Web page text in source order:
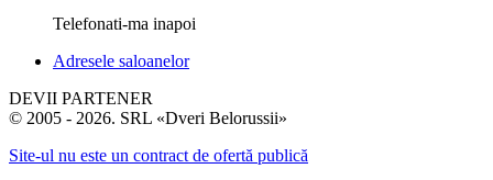
Telefonati-ma inapoi
Adresele saloanelor
DEVII PARTENER
© 2005 - 2026. SRL «Dveri Belorussii»
Site-ul nu este un contract de ofertă publică